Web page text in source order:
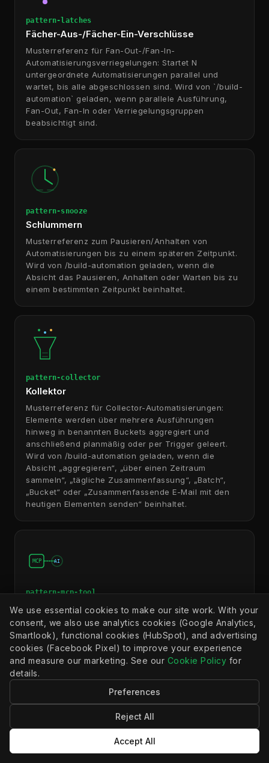
pattern-latches
Fächer-Aus-/Fächer-Ein-Verschlüsse
Musterreferenz für Fan-Out-/Fan-In-
Automatisierungsverriegelungen: Startet N
untergeordnete Automatisierungen parallel und
wartet, bis alle abgeschlossen sind. Wird von `/build-
automation` geladen, wenn parallele Ausführung,
Fan-Out, Fan-In oder Verriegelungsgruppen
beabsichtigt sind.
pattern-snooze
Schlummern
Musterreferenz zum Pausieren/Anhalten von
Automatisierungen bis zu einem späteren Zeitpunkt.
Wird von /build-automation geladen, wenn die
Absicht das Pausieren, Anhalten oder Warten bis zu
einem bestimmten Zeitpunkt beinhaltet.
pattern-collector
Kollektor
Musterreferenz für Collector-Automatisierungen:
Elemente werden über mehrere Ausführungen
hinweg in benannten Buckets aggregiert und
anschließend planmäßig oder per Trigger geleert.
Wird von /build-automation geladen, wenn die
Absicht „aggregieren“, „über einen Zeitraum
sammeln“, „tägliche Zusammenfassung“, „Batch“,
„Bucket“ oder „Zusammenfassende E-Mail mit den
heutigen Elementen senden“ beinhaltet.
MCP AI
pattern-mcp-tool
MCP-Tool
Musterreferenz für MCP-Tool-Automatisierungen, die
MCP-Clients (Claude Desktop, Cursor, ChatGPT MCP
usw.) als aufrufbare Tools zur Verfügung gestellt
werden. Wird von /build-automation geladen, wenn
die Absicht „für Claude verfügbar machen“, „für
MCP-Client verfügbar machen“, „MCP-Tool“, „Model
Context Protocol“ oder „von einem KI-Assistenten
aufrufbar machen“ beinhaltet.
We use essential cookies to make our site work. With your
consent, we also use analytics cookies (Google Analytics,
Smartlook), functional cookies (HubSpot), and advertising
cookies (Facebook Pixel) to improve your experience
and measure our marketing. See our Cookie Policy for
details.
Preferences
Reject All
Accept All